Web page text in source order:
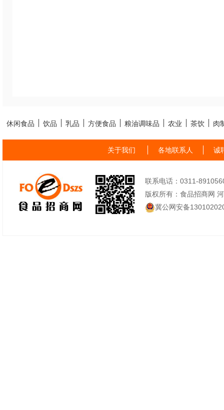
休闲食品 饮品 乳品 方便食品 粮油调味品 农业 茶饮 肉
关于我们 各地联系人 诚
联系电话：0311-
版权所有：食品招商网
冀公网安备